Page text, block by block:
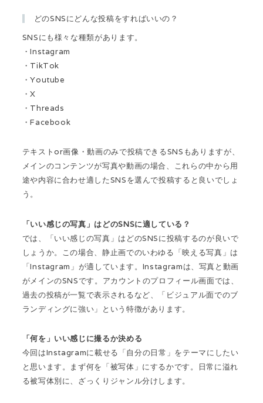
どのSNSにどんな投稿をすればいいの？
SNSにも様々な種類があります。
・Instagram
・TikTok
・Youtube
・X
・Threads
・Facebook
テキストor画像・動画のみで投稿できるSNSもありますが、
メインのコンテンツが写真や動画の場合、これらの中から用
途や内容に合わせ適したSNSを選んで投稿すると良いでしょ
う。
「いい感じの写真」はどのSNSに適している？
では、「いい感じの写真」はどのSNSに投稿するのが良いで
しょうか。この場合、静止画でのいわゆる「映える写真」は
「Instagram」が適しています。Instagramは、写真と動画
がメインのSNSです。アカウントのプロフィール画面では、
過去の投稿が一覧で表示されるなど、「ビジュアル面でのブ
ランディングに強い」という特徴があります。
「何を」いい感じに撮るか決める
今回はInstagramに載せる「自分の日常」をテーマにしたい
と思います。まず何を「被写体」にするかです。日常に溢れ
る被写体別に、ざっくりジャンル分けします。